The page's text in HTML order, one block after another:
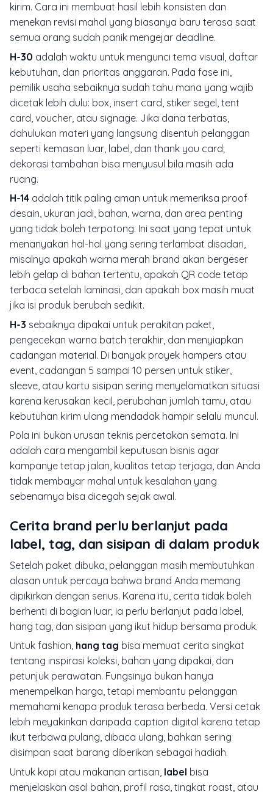
kirim. Cara ini membuat hasil lebih konsisten dan
menekan revisi mahal yang biasanya baru terasa saat
semua orang sudah panik mengejar deadline.
H-30 adalah waktu untuk mengunci tema visual, daftar
kebutuhan, dan prioritas anggaran. Pada fase ini,
pemilik usaha sebaiknya sudah tahu mana yang wajib
dicetak lebih dulu: box, insert card, stiker segel, tent
card, voucher, atau signage. Jika dana terbatas,
dahulukan materi yang langsung disentuh pelanggan
seperti kemasan luar, label, dan thank you card;
dekorasi tambahan bisa menyusul bila masih ada
ruang.
H-14 adalah titik paling aman untuk memeriksa proof
desain, ukuran jadi, bahan, warna, dan area penting
yang tidak boleh terpotong. Ini saat yang tepat untuk
menanyakan hal-hal yang sering terlambat disadari,
misalnya apakah warna merah brand akan bergeser
lebih gelap di bahan tertentu, apakah QR code tetap
terbaca setelah laminasi, dan apakah box masih muat
jika isi produk berubah sedikit.
H-3 sebaiknya dipakai untuk perakitan paket,
pengecekan warna batch terakhir, dan menyiapkan
cadangan material. Di banyak proyek hampers atau
event, cadangan 5 sampai 10 persen untuk stiker,
sleeve, atau kartu sisipan sering menyelamatkan situasi
karena kerusakan kecil, perubahan jumlah tamu, atau
kebutuhan kirim ulang mendadak hampir selalu muncul.
Pola ini bukan urusan teknis percetakan semata. Ini
adalah cara mengambil keputusan bisnis agar
kampanye tetap jalan, kualitas tetap terjaga, dan Anda
tidak membayar mahal untuk kesalahan yang
sebenarnya bisa dicegah sejak awal.
Cerita brand perlu berlanjut pada
label, tag, dan sisipan di dalam produk
Setelah paket dibuka, pelanggan masih membutuhkan
alasan untuk percaya bahwa brand Anda memang
dipikirkan dengan serius. Karena itu, cerita tidak boleh
berhenti di bagian luar; ia perlu berlanjut pada label,
hang tag, dan sisipan yang ikut hidup bersama produk.
Untuk fashion, hang tag bisa memuat cerita singkat
tentang inspirasi koleksi, bahan yang dipakai, dan
petunjuk perawatan. Fungsinya bukan hanya
menempelkan harga, tetapi membantu pelanggan
memahami kenapa produk terasa berbeda. Versi cetak
lebih meyakinkan daripada caption digital karena tetap
ikut terbawa pulang, dibaca ulang, bahkan sering
disimpan saat barang diberikan sebagai hadiah.
Untuk kopi atau makanan artisan, label bisa
menjelaskan asal bahan, profil rasa, tingkat roast, atau